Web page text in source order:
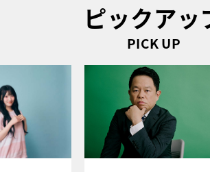
ピックアッ
PICK UP